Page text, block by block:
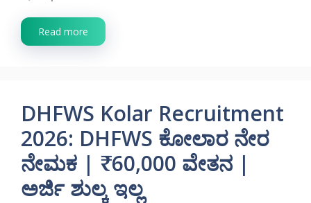
Read more
DHFWS Kolar Recruitment
2026: DHFWS ಕೋಲಾರ ನೇರ
ನೇಮಕ | ₹60,000 ವೇತನ |
ಅರ್ಜಿ ಶುಲ್ಕ ಇಲ್ಲ